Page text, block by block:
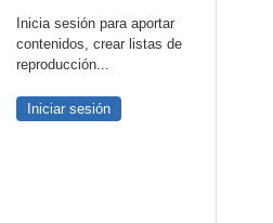
Inicia sesión para aportar
contenidos, crear listas de
reproducción...
Iniciar sesión